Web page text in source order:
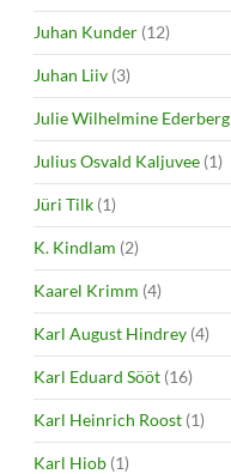
Juhan Kunder (12)
Juhan Liiv (3)
Julie Wilhelmine Ederberg
Julius Osvald Kaljuvee (1)
Jüri Tilk (1)
K. Kindlam (2)
Kaarel Krimm (4)
Karl August Hindrey (4)
Karl Eduard Sööt (16)
Karl Heinrich Roost (1)
Karl Hiob (1)